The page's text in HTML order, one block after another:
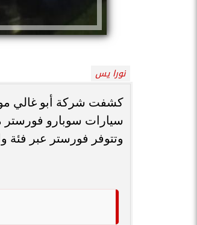
نورا يس
كشفت شركة أبو غالي
وتتوفر فورستر عبر فئة